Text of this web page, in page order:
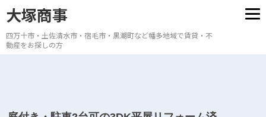
大塚商事
四万十市・土佐清水市・宿毛市・黒潮町など幡多地域で賃貸・不
動産をお探しの方